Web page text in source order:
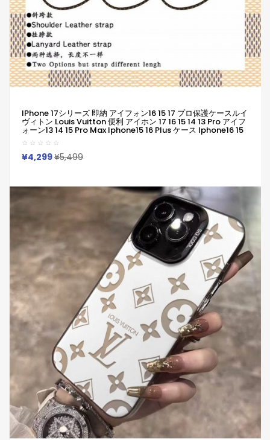
IPhone 17シリーズ 即納 アイフォン16 15 17 プロ保護ケースルイ
ヴィトン Louis Vuitton 便利 アイホン 17 16 15 14 13 Pro アイフ
ォーン13 14 15 Pro Max Iphone15 16 Plus ケース Iphone16 15
17 12 13 Pro Max 14ブランドルイヴィトン Louis Vuittonスマホ
ケースIphone 16 15ケース 人気付き個性潮 已用
¥4,299¥5,499